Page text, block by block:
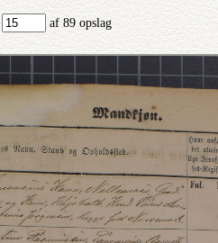
af 89 opslag